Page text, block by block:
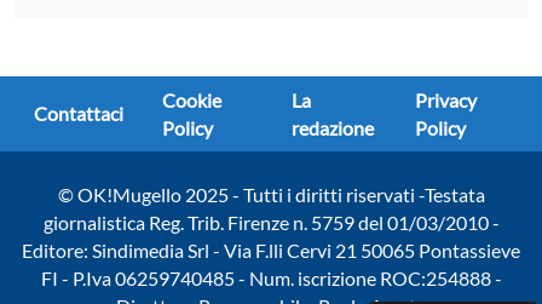
Contattaci
Cookie
Policy
La
redazione
Privacy
Policy
© OK!Mugello 2025 - Tutti i diritti riservati -Testata
giornalistica Reg. Trib. Firenze n. 5759 del 01/03/2010 -
Editore: Sindimedia Srl - Via F.lli Cervi 21 50065 Pontassieve
FI - P.Iva 06259740485 - Num. iscrizione ROC:254888 -